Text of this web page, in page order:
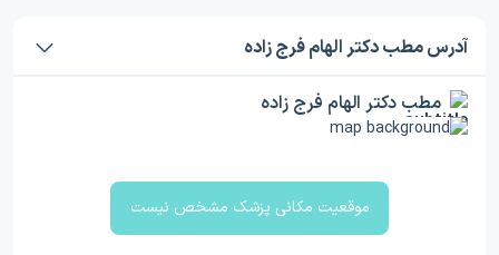
آدرس مطب دکتر الهام فرج زاده
مطب دکتر الهام فرج زاده
موقعیت مکانی پزشک مشخص نیست